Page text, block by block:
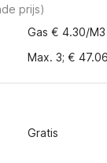
prijs)
Gas € 4.30/M3
Max. 3; €
Gratis